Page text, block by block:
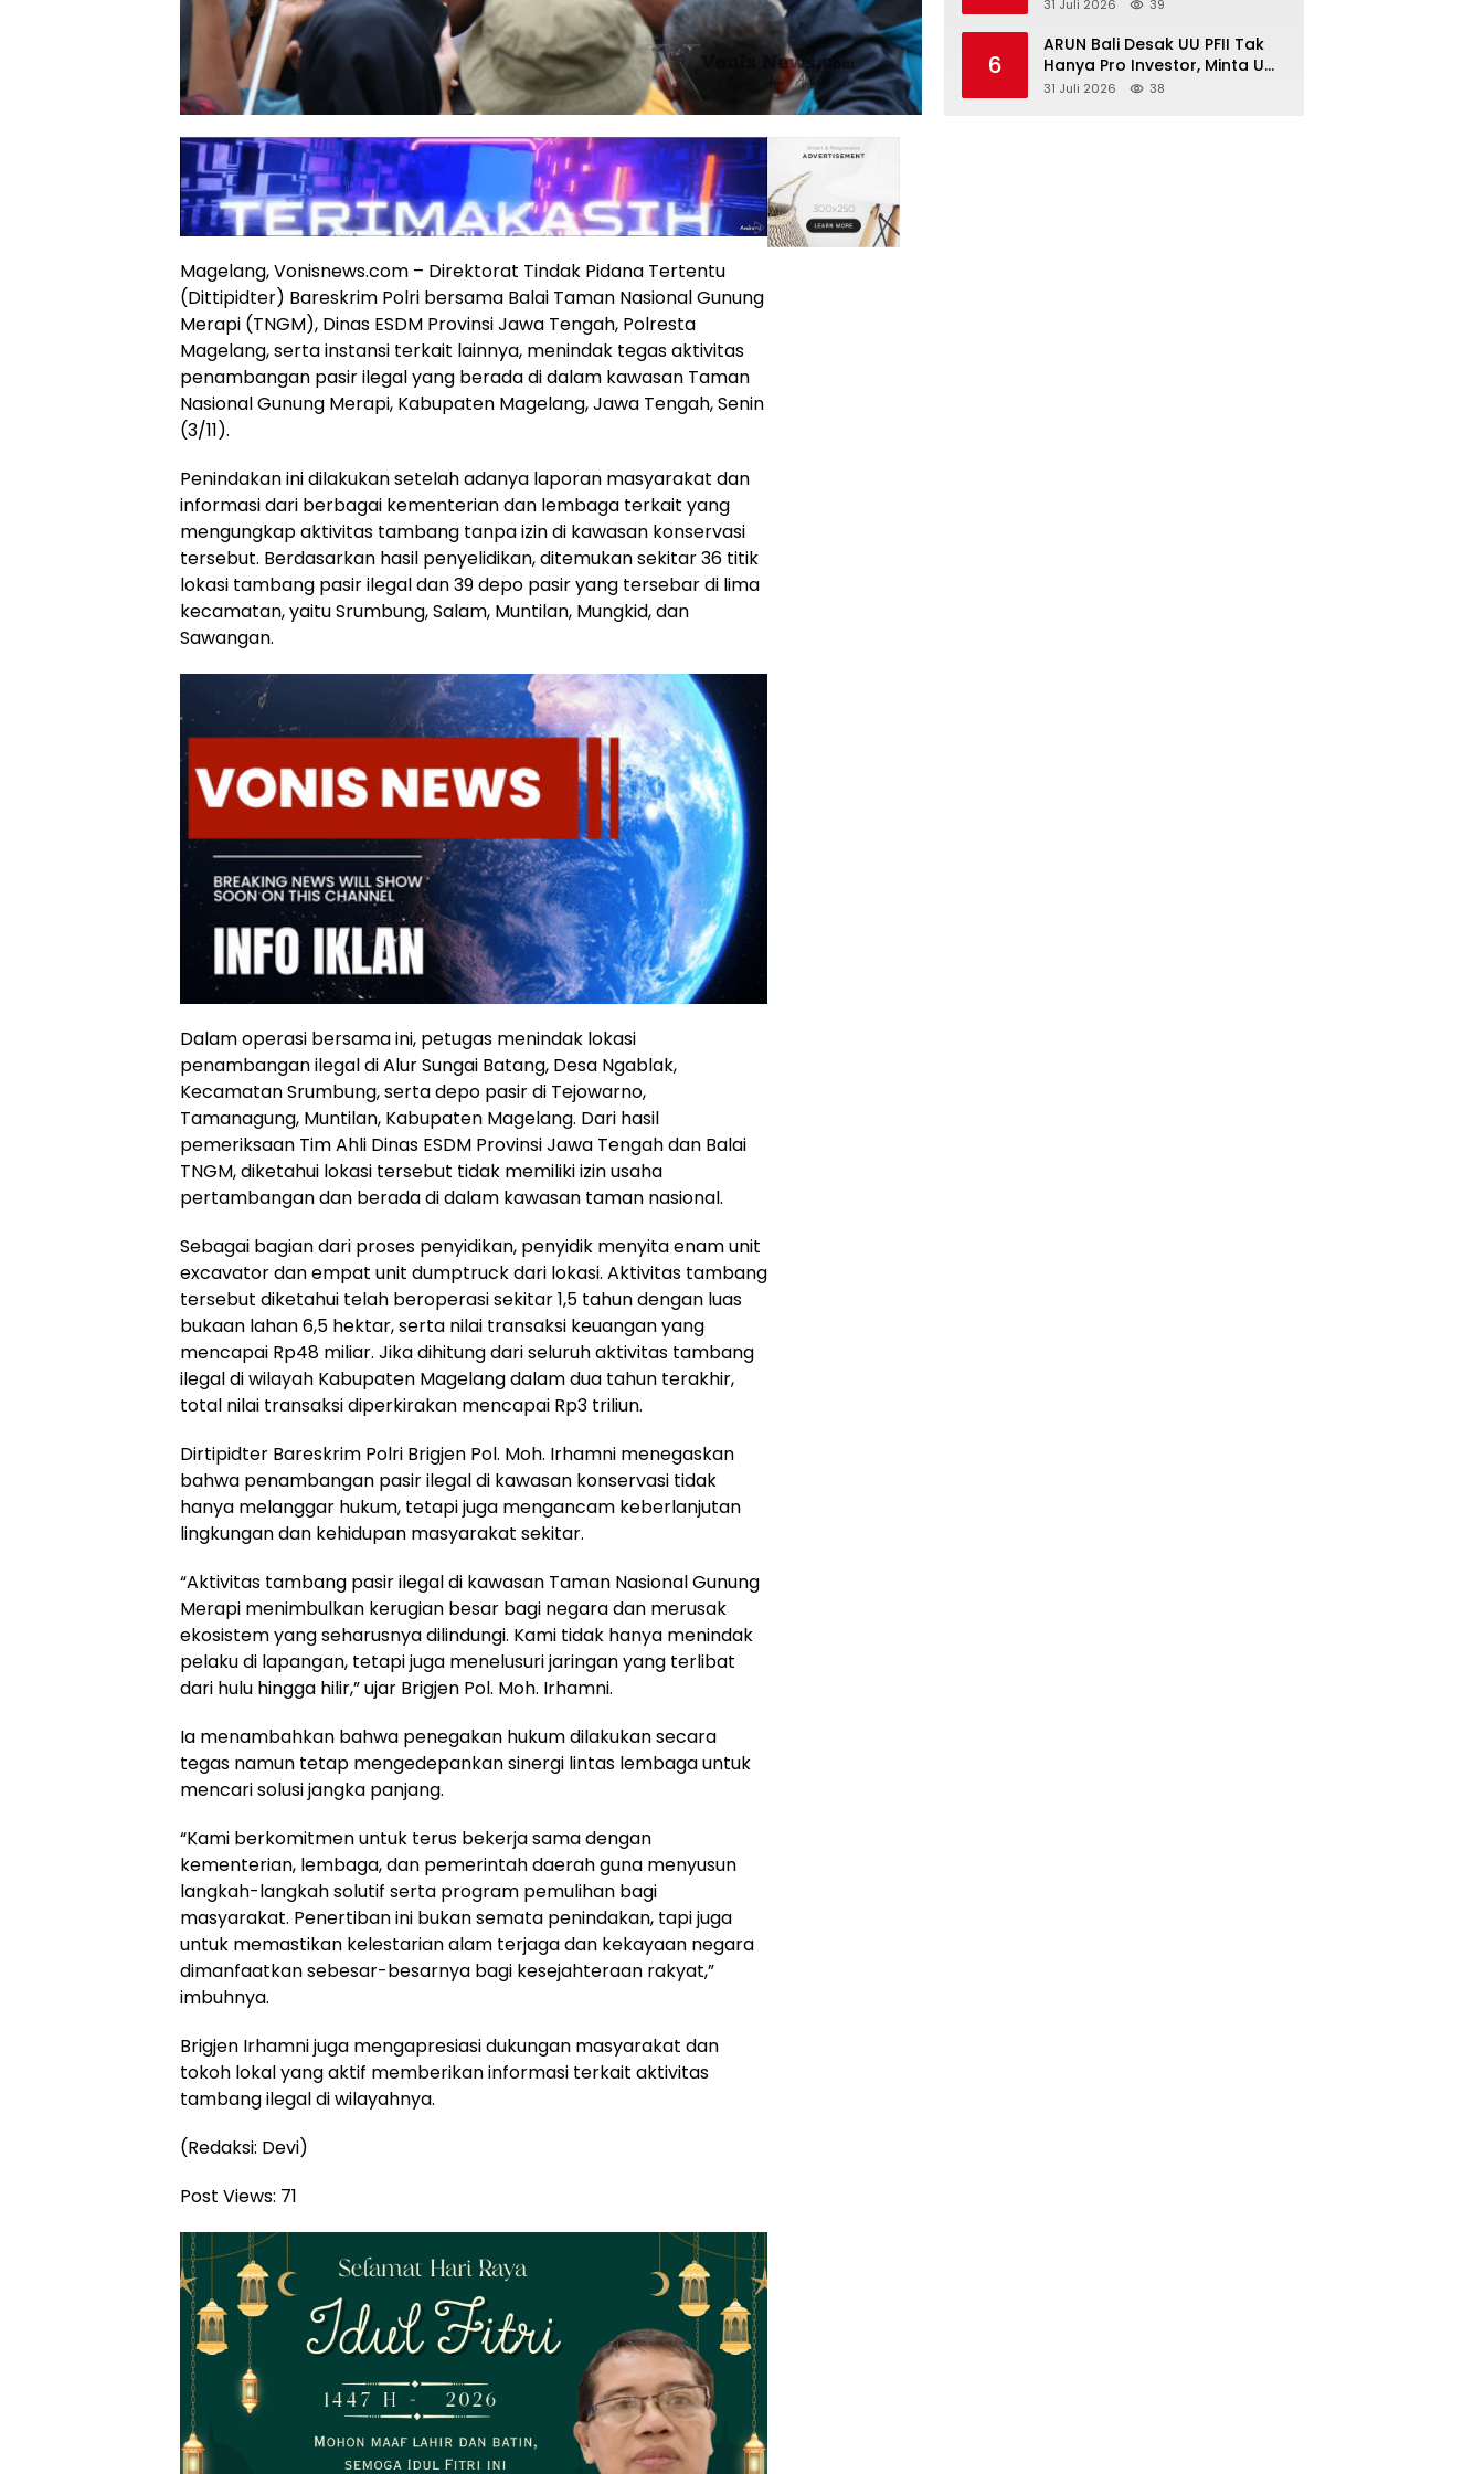
Magelang, Vonisnews.com – Direktorat Tindak Pidana Tertentu
(Dittipidter) Bareskrim Polri bersama Balai Taman Nasional Gunung
Merapi (TNGM), Dinas ESDM Provinsi Jawa Tengah, Polresta
Magelang, serta instansi terkait lainnya, menindak tegas aktivitas
penambangan pasir ilegal yang berada di dalam kawasan Taman
Nasional Gunung Merapi, Kabupaten Magelang, Jawa Tengah, Senin
(3/11).
Penindakan ini dilakukan setelah adanya laporan masyarakat dan
informasi dari berbagai kementerian dan lembaga terkait yang
mengungkap aktivitas tambang tanpa izin di kawasan konservasi
tersebut. Berdasarkan hasil penyelidikan, ditemukan sekitar 36 titik
lokasi tambang pasir ilegal dan 39 depo pasir yang tersebar di lima
kecamatan, yaitu Srumbung, Salam, Muntilan, Mungkid, dan
Sawangan.
Dalam operasi bersama ini, petugas menindak lokasi
penambangan ilegal di Alur Sungai Batang, Desa Ngablak,
Kecamatan Srumbung, serta depo pasir di Tejowarno,
Tamanagung, Muntilan, Kabupaten Magelang. Dari hasil
pemeriksaan Tim Ahli Dinas ESDM Provinsi Jawa Tengah dan Balai
TNGM, diketahui lokasi tersebut tidak memiliki izin usaha
pertambangan dan berada di dalam kawasan taman nasional.
Sebagai bagian dari proses penyidikan, penyidik menyita enam unit
excavator dan empat unit dumptruck dari lokasi. Aktivitas tambang
tersebut diketahui telah beroperasi sekitar 1,5 tahun dengan luas
bukaan lahan 6,5 hektar, serta nilai transaksi keuangan yang
mencapai Rp48 miliar. Jika dihitung dari seluruh aktivitas tambang
ilegal di wilayah Kabupaten Magelang dalam dua tahun terakhir,
total nilai transaksi diperkirakan mencapai Rp3 triliun.
Dirtipidter Bareskrim Polri Brigjen Pol. Moh. Irhamni menegaskan
bahwa penambangan pasir ilegal di kawasan konservasi tidak
hanya melanggar hukum, tetapi juga mengancam keberlanjutan
lingkungan dan kehidupan masyarakat sekitar.
“Aktivitas tambang pasir ilegal di kawasan Taman Nasional Gunung
Merapi menimbulkan kerugian besar bagi negara dan merusak
ekosistem yang seharusnya dilindungi. Kami tidak hanya menindak
pelaku di lapangan, tetapi juga menelusuri jaringan yang terlibat
dari hulu hingga hilir,” ujar Brigjen Pol. Moh. Irhamni.
Ia menambahkan bahwa penegakan hukum dilakukan secara
tegas namun tetap mengedepankan sinergi lintas lembaga untuk
mencari solusi jangka panjang.
“Kami berkomitmen untuk terus bekerja sama dengan
kementerian, lembaga, dan pemerintah daerah guna menyusun
langkah-langkah solutif serta program pemulihan bagi
masyarakat. Penertiban ini bukan semata penindakan, tapi juga
untuk memastikan kelestarian alam terjaga dan kekayaan negara
dimanfaatkan sebesar-besarnya bagi kesejahteraan rakyat,”
imbuhnya.
Brigjen Irhamni juga mengapresiasi dukungan masyarakat dan
tokoh lokal yang aktif memberikan informasi terkait aktivitas
tambang ilegal di wilayahnya.
(Redaksi: Devi)
Post Views: 71
Kondusivitas
31 Juli 2026 39
6
ARUN Bali Desak UU PFII Tak
Hanya Pro Investor, Minta UMP
Kawasan PFII Bertaraf
31 Juli 2026 38